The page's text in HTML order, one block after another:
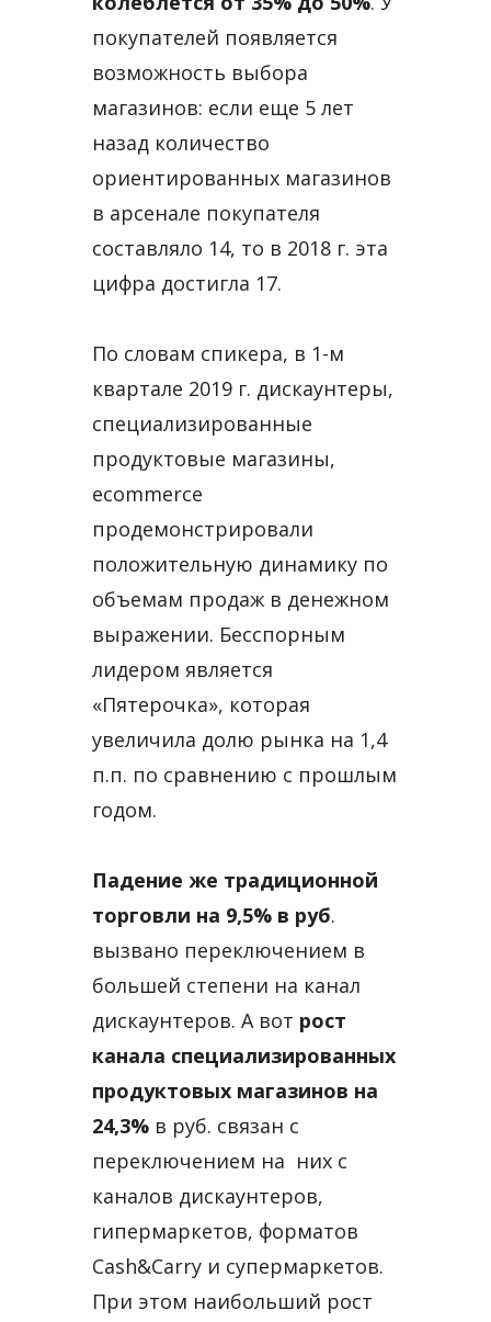
покупателей появляется
возможность выбора
магазинов: если еще 5 лет
назад количество
ориентированных магазинов
в арсенале покупателя
составляло 14, то в 2018 г. эта
цифра достигла 17.
По словам спикера, в 1-м
квартале 2019 г. дискаунтеры,
специализированные
продуктовые магазины,
ecommerce
продемонстрировали
положительную динамику по
объемам продаж в денежном
выражении. Бесспорным
лидером является
«Пятерочка», которая
увеличила долю рынка на 1,4
п.п. по сравнению с прошлым
годом.
Падение же традиционной
торговли на 9,5% в руб.
вызвано переключением в
большей степени на канал
дискаунтеров. А вот рост
канала специализированных
продуктовых магазинов на
24,3% в руб. связан с
переключением на них с
каналов дискаунтеров,
гипермаркетов, форматов
Cash&Carry и супермаркетов.
При этом наибольший рост